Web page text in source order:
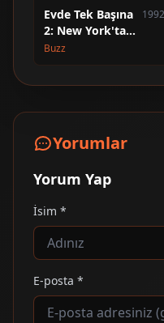
Evde Tek Başına
2: New York'ta
Kayıp
1992
Buzz
Yorumlar
Yorum Yap
İsim *
E-posta *